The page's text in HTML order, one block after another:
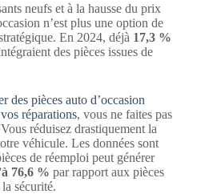
neufs et à la hausse du prix
n’est plus une option de
En 2024, déjà 17,3 %
des pièces issues de
des pièces auto d’occasion
réparations, vous ne faites pas
réduisez drastiquement la
véhicule. Les données sont
de réemploi peut générer
76,6 % par rapport aux pièces
sécurité.